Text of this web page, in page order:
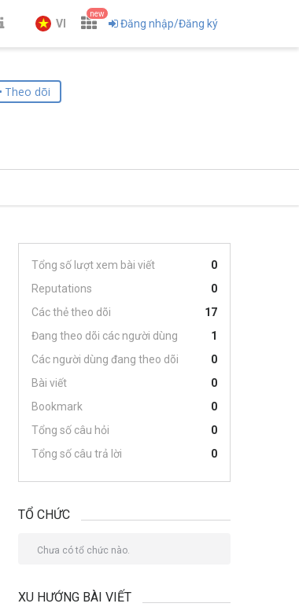
VI
new
Đăng nhập/Đăng ký
Theo dõi
Tổng số lượt xem bài viết
0
Reputations
0
Các thẻ theo dõi
17
Đang theo dõi các người dùng
1
Các người dùng đang theo dõi
0
Bài viết
0
Bookmark
0
Tổng số câu hỏi
0
Tổng số câu trả lời
0
TỔ CHỨC
Chưa có tổ chức nào.
XU HƯỚNG BÀI VIẾT